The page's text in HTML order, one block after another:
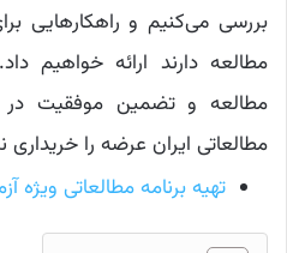
بررسی می‌کنیم و راهکارهایی
مطالعه دارند ارائه خواهیم
مطالعه و تضمین موفقیت در
مطالعاتی ایران عرضه را خریداری
تهیه برنامه مطالعاتی ویژه